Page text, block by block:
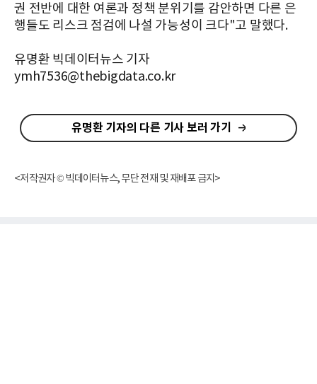
권 전반에 대한 여론과 정책 분위기를 감안하면 다른 은
행들도 리스크 점검에 나설 가능성이 크다"고 말했다.
유명환 빅데이터뉴스 기자
ymh7536@thebigdata.co.kr
유명환 기자의 다른 기사 보러 가기
<저작권자 © 빅데이터뉴스, 무단 전재 및 재배포 금지>